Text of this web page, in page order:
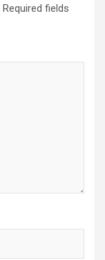
Required fields